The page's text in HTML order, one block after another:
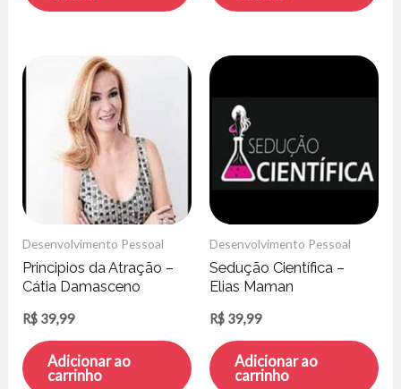
Desenvolvimento Pessoal
Principios da Atração –
Cátia Damasceno
R$ 39,99
Adicionar ao
carrinho
Desenvolvimento Pessoal
Sedução Cientí­fica –
Elias Maman
R$ 39,99
Adicionar ao
carrinho